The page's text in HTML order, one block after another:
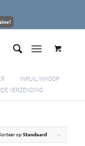
INRUIL/INKOOP
VERZENDING
opStandaard